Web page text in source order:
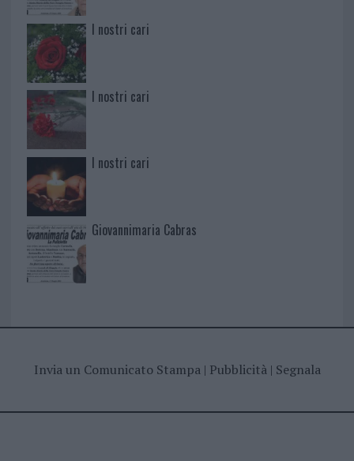
I nostri cari
I nostri cari
I nostri cari
Giovannimaria Cabras
Invia un Comunicato Stampa| Pubblicità| Segnala